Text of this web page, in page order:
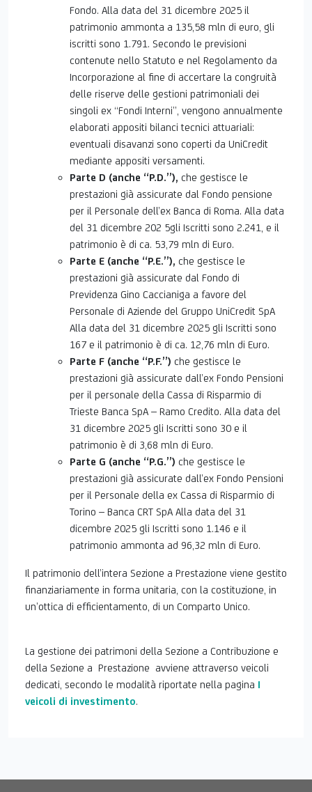
Fondo. Alla data del 31 dicembre 2025 il
patrimonio ammonta a 135,58 mln di euro, gli
iscritti sono 1.791. Secondo le previsioni
contenute nello Statuto e nel Regolamento da
Incorporazione al fine di accertare la congruità
delle riserve delle gestioni patrimoniali dei
singoli ex “Fondi Interni”, vengono annualmente
elaborati appositi bilanci tecnici attuariali:
eventuali disavanzi sono coperti da UniCredit
mediante appositi versamenti.
Parte D (anche “P.D.”), che gestisce le
prestazioni già assicurate dal Fondo pensione
per il Personale dell’ex Banca di Roma. Alla data
del 31 dicembre 202 5gli Iscritti sono 2.241, e il
patrimonio è di ca. 53,79 mln di Euro.
Parte E (anche “P.E.”), che gestisce le
prestazioni già assicurate dal Fondo di
Previdenza Gino Caccianiga a favore del
Personale di Aziende del Gruppo UniCredit SpA
Alla data del 31 dicembre 2025 gli Iscritti sono
167 e il patrimonio è di ca. 12,76 mln di Euro.
Parte F (anche “P.F.”) che gestisce le
prestazioni già assicurate dall’ex Fondo Pensioni
per il personale della Cassa di Risparmio di
Trieste Banca SpA – Ramo Credito. Alla data del
31 dicembre 2025 gli Iscritti sono 30 e il
patrimonio è di 3,68 mln di Euro.
Parte G (anche “P.G.”) che gestisce le
prestazioni già assicurate dall’ex Fondo Pensioni
per il Personale della ex Cassa di Risparmio di
Torino – Banca CRT SpA Alla data del 31
dicembre 2025 gli Iscritti sono 1.146 e il
patrimonio ammonta ad 96,32 mln di Euro.
Il patrimonio dell’intera Sezione a Prestazione viene gestito
finanziariamente in forma unitaria, con la costituzione, in
un’ottica di efficientamento, di un Comparto Unico.
La gestione dei patrimoni della Sezione a Contribuzione e
della Sezione a Prestazione avviene attraverso veicoli
dedicati, secondo le modalità riportate nella pagina I
veicoli di investimento.